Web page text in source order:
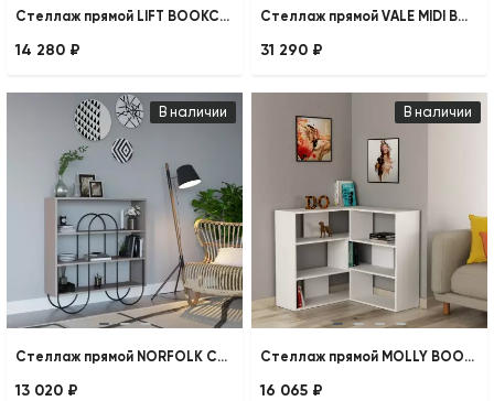
Стеллаж прямой LIFT BOOKCASE
14 280 ₽
Стеллаж прямой VALE MIDI BOOKCASE
31 290 ₽
В наличии
Стеллаж прямой NORFOLK CONSOLE
13 020 ₽
В наличии
Стеллаж прямой MOLLY BOOKCASE NO.3
16 065 ₽